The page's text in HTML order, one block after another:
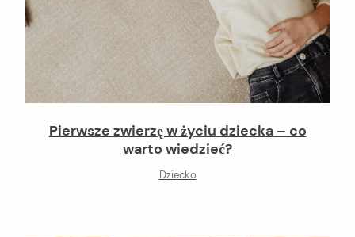
Pierwsze zwierzę w życiu dziecka – co
warto wiedzieć?
Dziecko